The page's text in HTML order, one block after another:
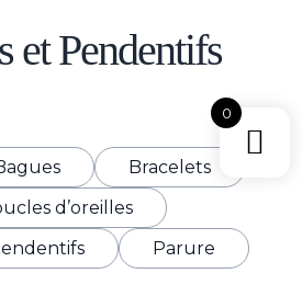
et Pendentifs
Bracelets
d’oreilles
Parure
0